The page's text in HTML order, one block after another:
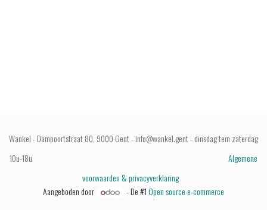
Wankel - Dampoortstraat 80, 9000 Gent - info@wankel.gent - dinsdag tem zaterdag
10u-18u
Algemene
voorwaarden & privacyverklaring
Aangeboden door
- De #1Open source e-commerce